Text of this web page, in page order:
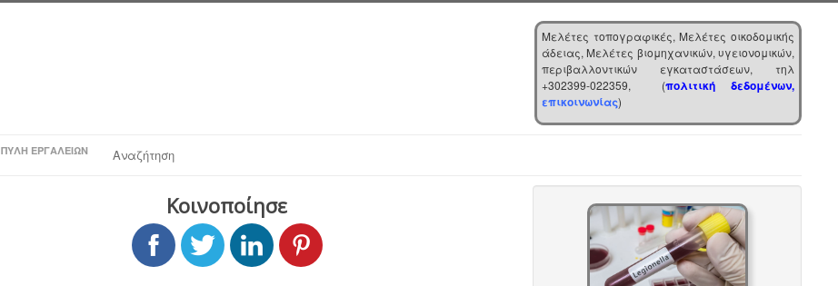
Μελέτες τοπογραφικές, Μελέτες οικοδομικής
άδειας, Μελέτες βιομηχανικών, υγειονομικών,
περιβαλλοντικών εγκαταστάσεων, τηλ
+302399-022359, (πολιτική δεδομένων,
επικοινωνίας)
ΠΎΛΗ ΕΡΓΑΛΕΊΩΝ Αναζήτηση
Κοινοποίησε